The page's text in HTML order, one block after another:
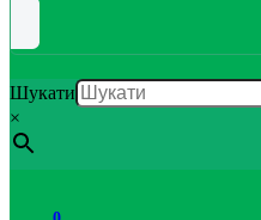
Шукати
×